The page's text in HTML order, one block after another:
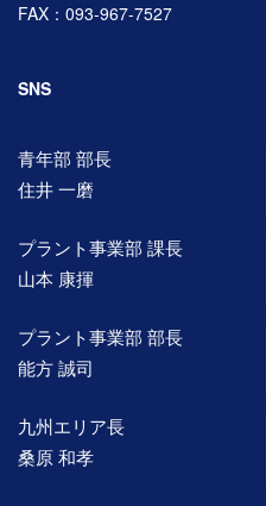
FAX：093-967-7527
SNS
青年部 部長
住井 一磨
プラント事業部 課長
山本 康揮
プラント事業部 部長
能方 誠司
九州エリア長
桑原 和孝